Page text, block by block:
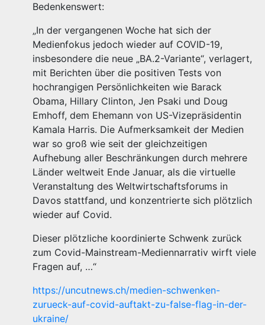
Bedenkenswert:
„In der vergangenen Woche hat sich der
Medienfokus jedoch wieder auf COVID-19,
insbesondere die neue „BA.2-Variante“, verlagert,
mit Berichten über die positiven Tests von
hochrangigen Persönlichkeiten wie Barack
Obama, Hillary Clinton, Jen Psaki und Doug
Emhoff, dem Ehemann von US-Vizepräsidentin
Kamala Harris. Die Aufmerksamkeit der Medien
war so groß wie seit der gleichzeitigen
Aufhebung aller Beschränkungen durch mehrere
Länder weltweit Ende Januar, als die virtuelle
Veranstaltung des Weltwirtschaftsforums in
Davos stattfand, und konzentrierte sich plötzlich
wieder auf Covid.
Dieser plötzliche koordinierte Schwenk zurück
zum Covid-Mainstream-Mediennarrativ wirft viele
Fragen auf, …“
https://uncutnews.ch/medien-schwenken-
zurueck-auf-covid-auftakt-zu-false-flag-in-der-
ukraine/